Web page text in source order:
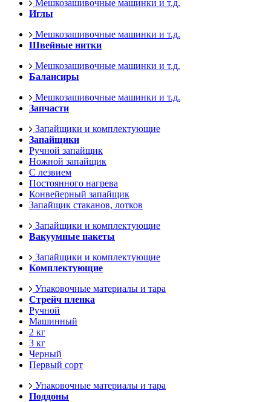
Мешкозашивочные машинки и т.д.
Иглы
Мешкозашивочные машинки и т.д.
Швейные нитки
Мешкозашивочные машинки и т.д.
Балансиры
Мешкозашивочные машинки и т.д.
Запчасти
Запайщики и комплектующие
Запайщики
Ручной запайщик
Ножной запайщик
С лезвием
Постоянного нагрева
Конвейерный запайщик
Запайщик стаканов, лотков
Запайщики и комплектующие
Вакуумные пакеты
Запайщики и комплектующие
Комплектующие
Упаковочные материалы и тара
Стрейч пленка
Ручной
Машинный
2 кг
3 кг
Черный
Первый сорт
Упаковочные материалы и тара
Поддоны